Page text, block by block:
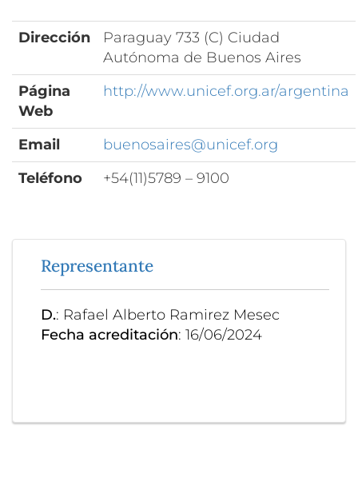
Dirección
Paraguay 733 (C) Ciudad
Autónoma de Buenos Aires
Página
Web
http://www.unicef.org.ar/argentina
Email
buenosaires@unicef.org
Teléfono
+54(11)5789 – 9100
Representante
D.: Rafael Alberto Ramirez Mesec
Fecha acreditación: 16/06/2024